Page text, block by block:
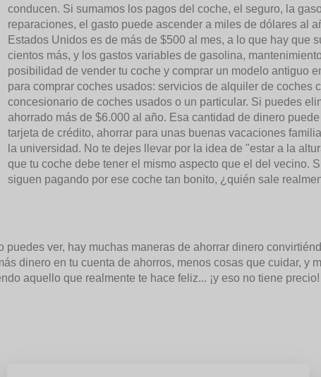
conducen. Si sumamos los pagos del coche, el seguro, la
reparaciones, el gasto puede ascender a miles de dólares al
Estados Unidos es de más de $500 al mes, a lo que hay que
cientos más, y los gastos variables de gasolina,
posibilidad de vender tu coche y comprar un modelo antiguo
para comprar coches usados: servicios de alquiler de coches
concesionario de coches usados o un particular. Si puedes
ahorrado más de $6.000 al año. Esa cantidad de dinero
tarjeta de crédito, ahorrar para unas buenas vacaciones
la universidad. No te dejes llevar por la idea de "estar a la
que tu coche debe tener el mismo aspecto que el del vecino.
siguen pagando por ese coche tan bonito, ¿quién sale
puedes ver, hay muchas maneras de ahorrar dinero
dinero en tu cuenta de ahorros, menos cosas que cuidar, y
aquello que realmente te hace feliz... ¡y eso no tiene precio!